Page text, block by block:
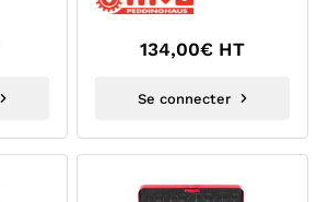
134,00€ HT
Se connecter